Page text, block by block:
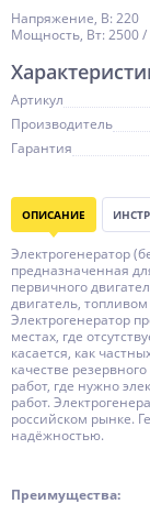
Напряжение, В: 220
Мощность, Вт: 2500 /
Артикул
Производитель
Гарантия
ОПИСАНИЕ
Электрогенератор
предназначенная
первичного
двигатель,
Электрогенератор
местах, где
касается, как
качестве
работ, где нужно
работ.
российском рынке.
надёжностью.
Преимущества: